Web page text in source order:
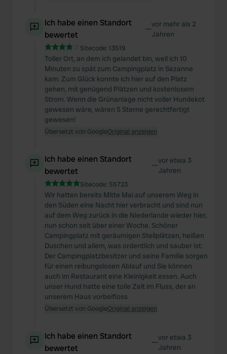
Ich habe einen Standort
bewertet
—vor mehr als 2
Jahren
Sitecode: 13519
Toller Ort, an dem ich gelandet bin, weil ich 10
Minuten zu spät zum Campingplatz in Sezanne
kam. Zum Glück konnte ich hier auf den Platz
gehen, mit genügend Plätzen und kostenlosem
Strom. Wenn die Grünanlage nicht voller Hundekot
gewesen wäre, wären 5 Sterne gerechtfertigt
gewesen!
Übersetzt von GoogleOriginal anzeigen
Ich habe einen Standort
bewertet
—vor etwa 3
Jahren
Sitecode: 55723
Wir hatten bereits Mitte Mai auf unserem Weg in
den Süden eine Nacht hier verbracht und sind nun
auf dem Weg zurück in die Niederlande wieder hier,
nun schon seit über einer Woche. Schöner
Campingplatz mit geräumigen Stellplätzen, heißen
Duschen und allem, was ordentlich und sauber ist.
Der Campingplatzbesitzer und seine Familie sorgen
für einen reibungslosen Ablauf und Sie können
auch im Restaurant eine Kleinigkeit essen. Auch
unser Hund hatte eine tolle Zeit im Fluss, der an
unserem Haus vorbeifloss
Übersetzt von GoogleOriginal anzeigen
Ich habe einen Standort
bewertet
—vor etwa 3
Jahren